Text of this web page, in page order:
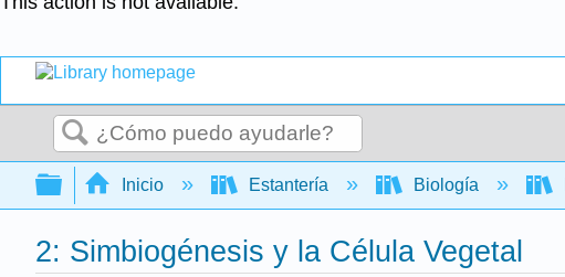
Buscar
Expandir/contraer jerarquía global
Inicio Estantería Biología
2: Simbiogénesis y la Célula Vegetal